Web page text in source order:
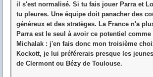
il s'est normalisé. Si tu fais jouer Parra et
tu pleures. Une équipe doit panacher des
généreux et des stratèges. La France n'a
Parra est le seul à avoir ce potentiel
Michalak : j'en fais donc mon troisième
Kockott, je lui préférerais presque les
de Clermont ou Bézy de Toulouse.